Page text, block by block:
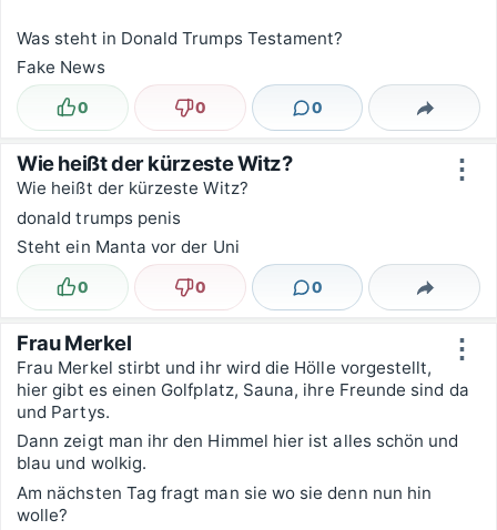
Was steht in Donald Trumps Testament?
Fake News
Lustig
0 Nicht lustig
0 0
Kommentare Teilen
⋮
Wie heißt der kürzeste Witz?
Wie heißt der kürzeste Witz?
donald trumps penis
Steht ein Manta vor der Uni
Lustig
0 Nicht lustig
0 0
Kommentare Teilen
⋮
Frau Merkel
Frau Merkel stirbt und ihr wird die Hölle vorgestellt,
hier gibt es einen Golfplatz, Sauna, ihre Freunde sind da
und Partys.
Dann zeigt man ihr den Himmel hier ist alles schön und
blau und wolkig.
Am nächsten Tag fragt man sie wo sie denn nun hin
wolle?